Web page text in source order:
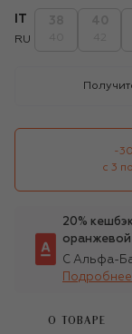
RU
-
с 3
20%
оранжевой
С Альфа-
Подробнее
О ТОВАРЕ